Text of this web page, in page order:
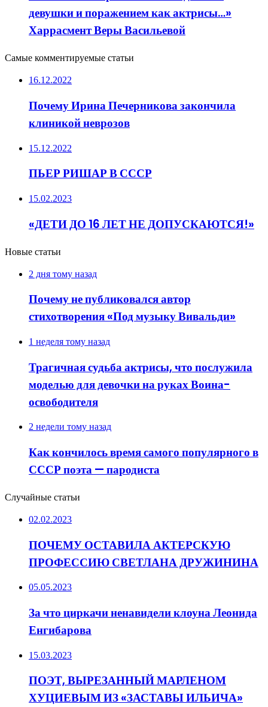
девушки и поражением как актрисы…»
Харрасмент Веры Васильевой
Самые комментируемые статьи
16.12.2022
Почему Ирина Печерникова закончила
клиникой неврозов
15.12.2022
ПЬЕР РИШАР В СССР
15.02.2023
«ДЕТИ ДО 16 ЛЕТ НЕ ДОПУСКАЮТСЯ!»
Новые статьи
2 дня тому назад
Почему не публиковался автор
стихотворения «Под музыку Вивальди»
1 неделя тому назад
Трагичная судьба актрисы, что послужила
моделью для девочки на руках Воина-
освободителя
2 недели тому назад
Как кончилось время самого популярного в
СССР поэта — пародиста
Случайные статьи
02.02.2023
ПОЧЕМУ ОСТАВИЛА АКТЕРСКУЮ
ПРОФЕССИЮ СВЕТЛАНА ДРУЖИНИНА
05.05.2023
За что циркачи ненавидели клоуна Леонида
Енгибарова
15.03.2023
ПОЭТ, ВЫРЕЗАННЫЙ МАРЛЕНОМ
ХУЦИЕВЫМ ИЗ «ЗАСТАВЫ ИЛЬИЧА»